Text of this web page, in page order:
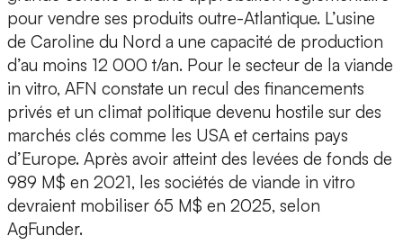
pour vendre ses produits outre-Atlantique. L’usine
de Caroline du Nord a une capacité de production
d’au moins 12 000 t/an. Pour le secteur de la viande
in vitro, AFN constate un recul des financements
privés et un climat politique devenu hostile sur des
marchés clés comme les USA et certains pays
d’Europe. Après avoir atteint des levées de fonds de
989 M$ en 2021, les sociétés de viande in vitro
devraient mobiliser 65 M$ en 2025, selon
AgFunder.